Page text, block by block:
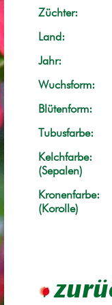
Züchter:
Land:
Jahr:
Wuchsform:
Blütenform:
Tubusfarbe:
Kelchfarbe:
(Sepalen)
Kronenfarbe:
(Korolle)